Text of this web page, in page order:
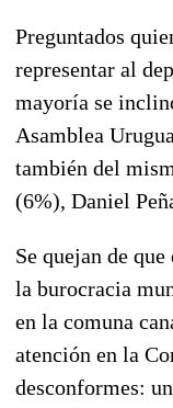
Preguntados
representar al
mayoría se
Asamblea
también del
(6%), Daniel
Se quejan de
la burocracia
en la comuna
atención en la
desconformes: